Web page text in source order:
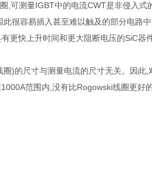
测量IGBT中的电流CWT是非侵入式
很容易插入甚至难以触及的部分电路中
快上升时间和更大阻断电压的SiC器件
尺寸与测量电流的尺寸无关。因此,
范围内,没有比Rogowski线圈更好的